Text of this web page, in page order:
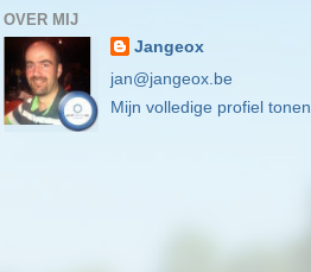
OVER MIJ
Jangeox
jan@jangeox.be
Mijn volledige profiel tonen